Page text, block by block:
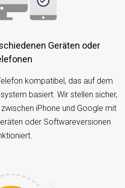
kompatibel, das auf dem
basiert. Wir stellen sicher,
iPhone und Google mit
oder Softwareversionen